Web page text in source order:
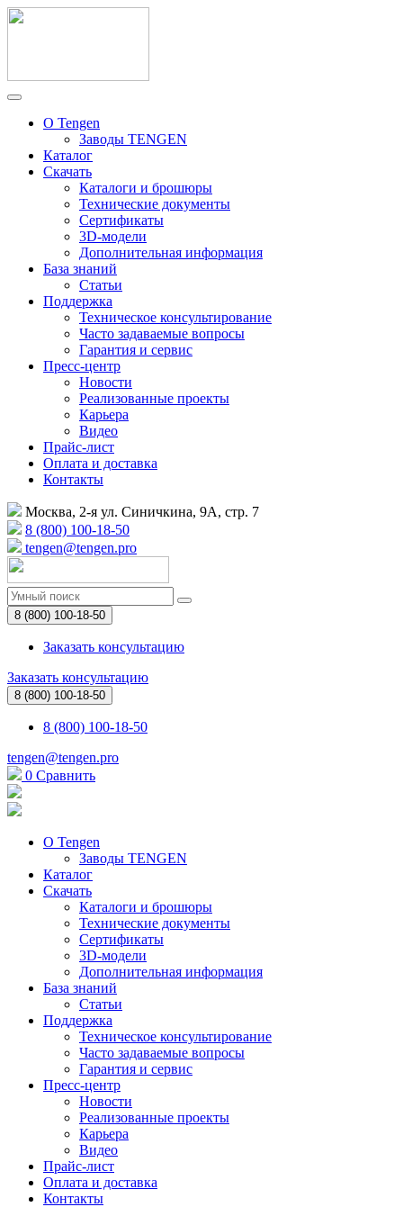
О Tengen
Заводы TENGEN
Каталог
Скачать
Каталоги и брошюры
Технические документы
Сертификаты
3D-модели
Дополнительная информация
База знаний
Статьи
Поддержка
Техническое консультирование
Часто задаваемые вопросы
Гарантия и сервис
Пресс-центр
Новости
Реализованные проекты
Карьера
Видео
Прайс-лист
Оплата и доставка
Контакты
Москва, 2-я ул. Синичкина, 9А, стр. 7
8 (800) 100-18-50
tengen@tengen.pro
8 (800) 100-18-50
Заказать консультацию
Заказать консультацию
8 (800) 100-18-50
8 (800) 100-18-50
tengen@tengen.pro
0 Сравнить
О Tengen
Заводы TENGEN
Каталог
Скачать
Каталоги и брошюры
Технические документы
Сертификаты
3D-модели
Дополнительная информация
База знаний
Статьи
Поддержка
Техническое консультирование
Часто задаваемые вопросы
Гарантия и сервис
Пресс-центр
Новости
Реализованные проекты
Карьера
Видео
Прайс-лист
Оплата и доставка
Контакты